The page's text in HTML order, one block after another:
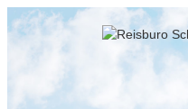
Skip
to